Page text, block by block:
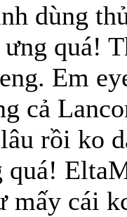
dùng
ưng quá!
Em
cả
rồi ko
quá!
mấy cái